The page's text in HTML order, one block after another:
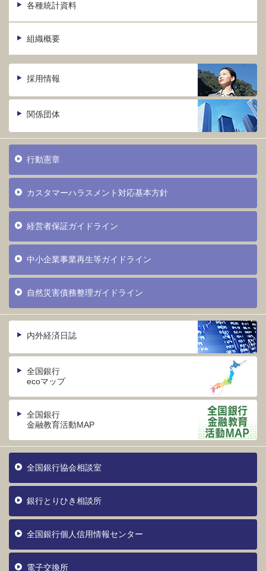
各種統計資料
組織概要
採用情報
関係団体
行動憲章
カスタマーハラスメント対応基本方針
経営者保証ガイドライン
中小企業事業再生等ガイドライン
自然災害債務整理ガイドライン
内外経済日誌
全国銀行
ecoマップ
全国銀行
金融教育活動MAP
全国銀行協会相談室
銀行とりひき相談所
全国銀行個人信用情報センター
電子交換所